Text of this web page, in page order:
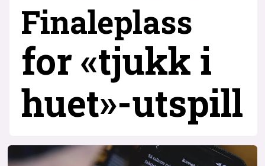
Finaleplass
for «tjukk i
huet»-utspill